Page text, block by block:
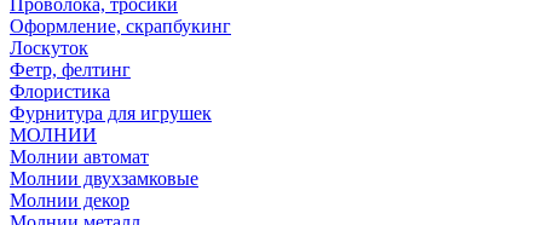
Проволока, тросики
Оформление, скрапбукинг
Лоскуток
Фетр, фелтинг
Флористика
Фурнитура для игрушек
МОЛНИИ
Молнии автомат
Молнии двухзамковые
Молнии декор